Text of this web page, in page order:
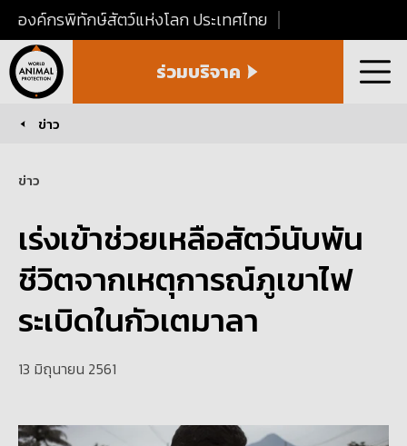
องค์กรพิทักษ์สัตว์แห่งโลก ประเทศไทย
Animal
Protection
ร่วมบริจาค เมนู
You are here:
ข่าว
เร่งเข้าช่วยเหลือสัตว์นับพัน
ชีวิตจากเหตุการณ์ภูเขาไฟ
ระเบิดในกัวเตมาลา
ข่าว
13 มิถุนายน 2561